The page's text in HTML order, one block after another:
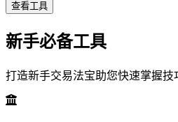
查看工具
新手必备工具
打造新手交易法宝助您快速掌握技